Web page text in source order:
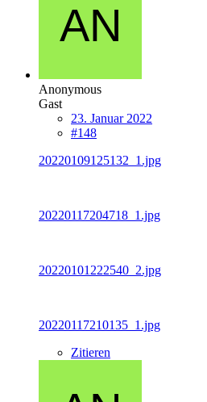
Anonymous
Gast
23. Januar 2022
#148
20220109125132_1.jpg
20220117204718_1.jpg
20220101222540_2.jpg
20220117210135_1.jpg
Zitieren